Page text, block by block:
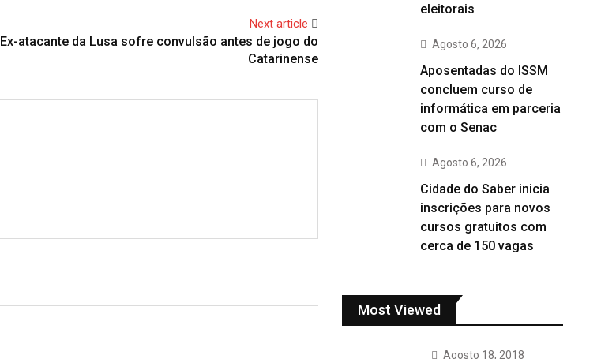
Next article
Ex-atacante da Lusa sofre convulsão antes de jogo do
Catarinense
eleitorais
Agosto 6, 2026
Aposentadas do ISSM
concluem curso de
informática em parceria
com o Senac
Agosto 6, 2026
Cidade do Saber inicia
inscrições para novos
cursos gratuitos com
cerca de 150 vagas
Most Viewed
Agosto 18, 2018